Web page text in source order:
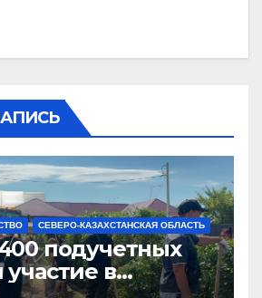
СЕВЕРО-КАЗАХСТАНСКАЯ ОБЛАСТЬ
подучетных
в